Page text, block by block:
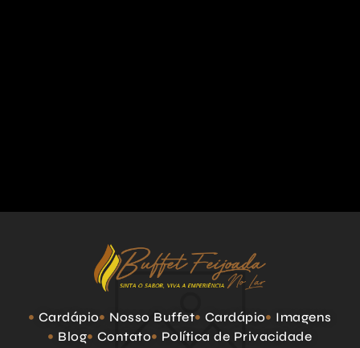
Cardápio Nosso Buffet Cardápio
Imagens
Blog
Contato Política de Privacidade